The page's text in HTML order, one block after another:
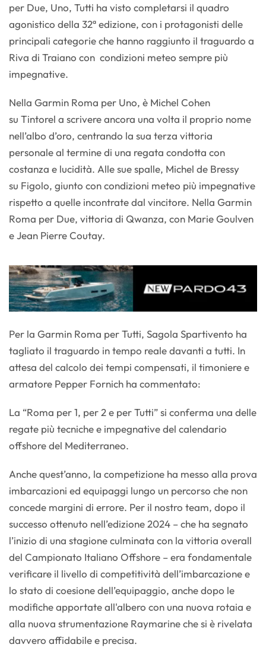
per Due, Uno, Tutti ha visto completarsi il quadro
agonistico della 32ª edizione, con i protagonisti delle
principali categorie che hanno raggiunto il traguardo a
Riva di Traiano con condizioni meteo sempre più
impegnative.
Nella Garmin Roma per Uno, è Michel Cohen
su Tintorel a scrivere ancora una volta il proprio nome
nell’albo d’oro, centrando la sua terza vittoria
personale al termine di una regata condotta con
costanza e lucidità. Alle sue spalle, Michel de Bressy
su Figolo, giunto con condizioni meteo più impegnative
rispetto a quelle incontrate dal vincitore. Nella Garmin
Roma per Due, vittoria di Qwanza, con Marie Goulven
e Jean Pierre Coutay.
Per la Garmin Roma per Tutti, Sagola Spartivento ha
tagliato il traguardo in tempo reale davanti a tutti. In
attesa del calcolo dei tempi compensati, il timoniere e
armatore Pepper Fornich ha commentato:
La “Roma per 1, per 2 e per Tutti” si conferma una delle
regate più tecniche e impegnative del calendario
offshore del Mediterraneo.
Anche quest’anno, la competizione ha messo alla prova
imbarcazioni ed equipaggi lungo un percorso che non
concede margini di errore. Per il nostro team, dopo il
successo ottenuto nell’edizione 2024 – che ha segnato
l’inizio di una stagione culminata con la vittoria overall
del Campionato Italiano Offshore – era fondamentale
verificare il livello di competitività dell’imbarcazione e
lo stato di coesione dell’equipaggio, anche dopo le
modifiche apportate all'albero con una nuova rotaia e
alla nuova strumentazione Raymarine che si è rivelata
davvero affidabile e precisa.